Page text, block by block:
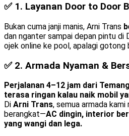
✅ 1. Layanan Door to Door
Bukan cuma janji manis, Arni Trans
dan nganter sampai depan pintu di
ojek online ke pool, apalagi gotong
✅ 2. Armada Nyaman &
Perjalanan 4–12 jam dari
terasa ringan kalau naik mobil
Di Arni Trans, semua armada
berangkat—AC dingin, interior
yang wangi dan lega.